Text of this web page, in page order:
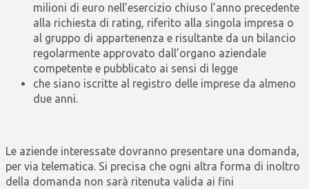
milioni di euro nell’esercizio chiuso l’anno precedente
alla richiesta di rating, riferito alla singola impresa o
al gruppo di appartenenza e risultante da un bilancio
regolarmente approvato dall’organo aziendale
competente e pubblicato ai sensi di legge
che siano iscritte al registro delle imprese da almeno
due anni.
Le aziende interessate dovranno presentare una domanda,
per via telematica. Si precisa che ogni altra forma di inoltro
della domanda non sarà ritenuta valida ai fini